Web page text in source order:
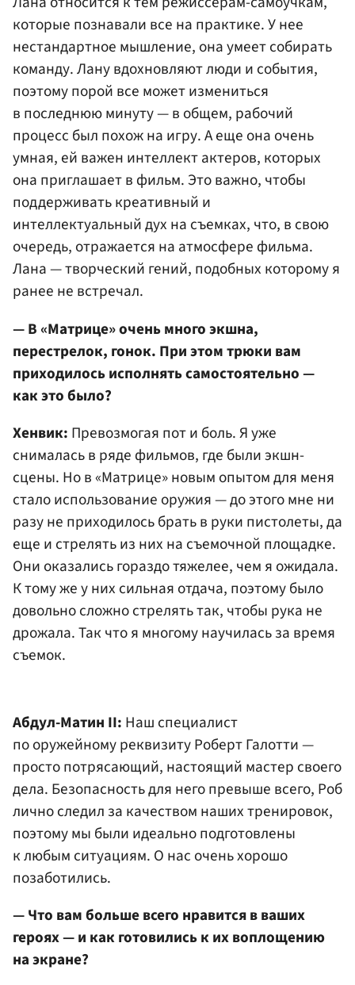
которые познавали все на практике. У нее
нестандартное мышление, она умеет собирать
команду. Лану вдохновляют люди и события,
поэтому порой все может измениться
в последнюю минуту — в общем, рабочий
процесс был похож на игру. А еще она очень
умная, ей важен интеллект актеров, которых
она приглашает в фильм. Это важно, чтобы
поддерживать креативный и
интеллектуальный дух на съемках, что, в свою
очередь, отражается на атмосфере фильма.
Лана — творческий гений, подобных которому я
ранее не встречал.
— В «Матрице» очень много экшна,
перестрелок, гонок. При этом трюки вам
приходилось исполнять самостоятельно —
как это было?
Хенвик: Превозмогая пот и боль. Я уже
снималась в ряде фильмов, где были экшн-
сцены. Но в «Матрице» новым опытом для меня
стало использование оружия — до этого мне ни
разу не приходилось брать в руки пистолеты, да
еще и стрелять из них на съемочной площадке.
Они оказались гораздо тяжелее, чем я ожидала.
К тому же у них сильная отдача, поэтому было
довольно сложно стрелять так, чтобы рука не
дрожала. Так что я многому научилась за время
съемок.
Абдул-Матин II: Наш специалист
по оружейному реквизиту Роберт Галотти —
просто потрясающий, настоящий мастер своего
дела. Безопасность для него превыше всего, Роб
лично следил за качеством наших тренировок,
поэтому мы были идеально подготовлены
к любым ситуациям. О нас очень хорошо
позаботились.
— Что вам больше всего нравится в ваших
героях — и как готовились к их воплощению
на экране?